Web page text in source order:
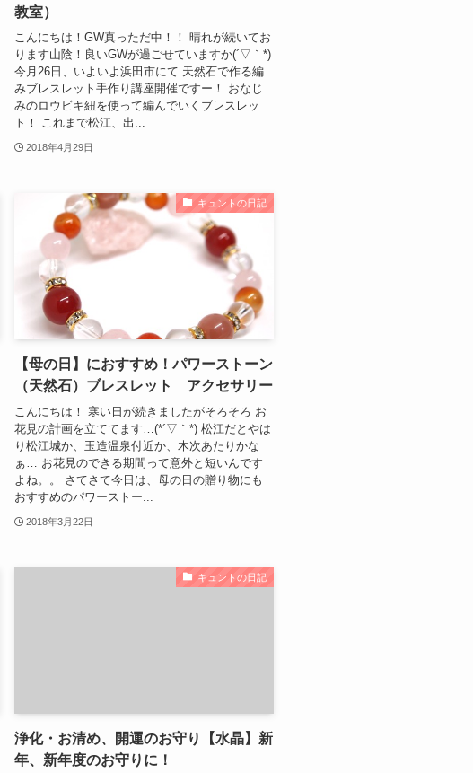
教室）
こんにちは！GW真っただ中！！ 晴れが続いてお
ります山陰！良いGWが過ごせていますか(´▽｀*)
今月26日、いよいよ浜田市にて 天然石で作る編
みブレスレット手作り講座開催ですー！ おなじ
みのロウビキ紐を使って編んでいくブレスレッ
ト！ これまで松江、出...
2018年4月29日
キュントの日記
【母の日】におすすめ！パワーストーン
（天然石）ブレスレット アクセサリー
こんにちは！ 寒い日が続きましたがそろそろ お
花見の計画を立ててます…(*´▽｀*) 松江だとやは
り松江城か、玉造温泉付近か、木次あたりかな
ぁ… お花見のできる期間って意外と短いんです
よね。。 さてさて今日は、母の日の贈り物にも
おすすめのパワーストー...
2018年3月22日
キュントの日記
浄化・お清め、開運のお守り【水晶】新
年、新年度のお守りに！